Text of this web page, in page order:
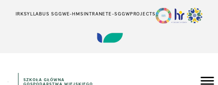
IRKSYLLABUS SGGWE-HMSINTRANETE-SGGWPROJECTS
SZKOŁA GŁÓWNA
GOSPODARSTWA WIEJSKIEGO